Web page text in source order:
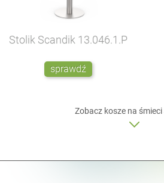
Stolik Scandik 13.046.1.P
sprawdź
Zobacz kosze na